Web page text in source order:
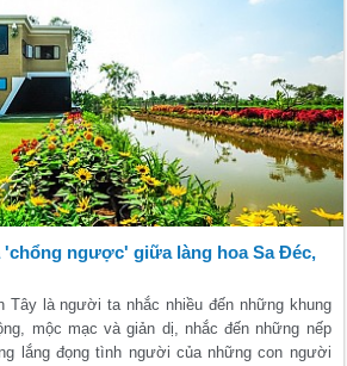
'chổng ngược' giữa làng hoa Sa Đéc,
Tây là người ta nhắc nhiều đến những khung
mộc mạc và giản dị, nhắc đến những nếp
lắng đọng tình người của những con người